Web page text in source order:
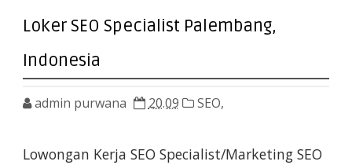
Loker SEO Specialist Palembang,
Indonesia
admin purwana 20.09 SEO,
Lowongan Kerja SEO Specialist/Marketing SEO